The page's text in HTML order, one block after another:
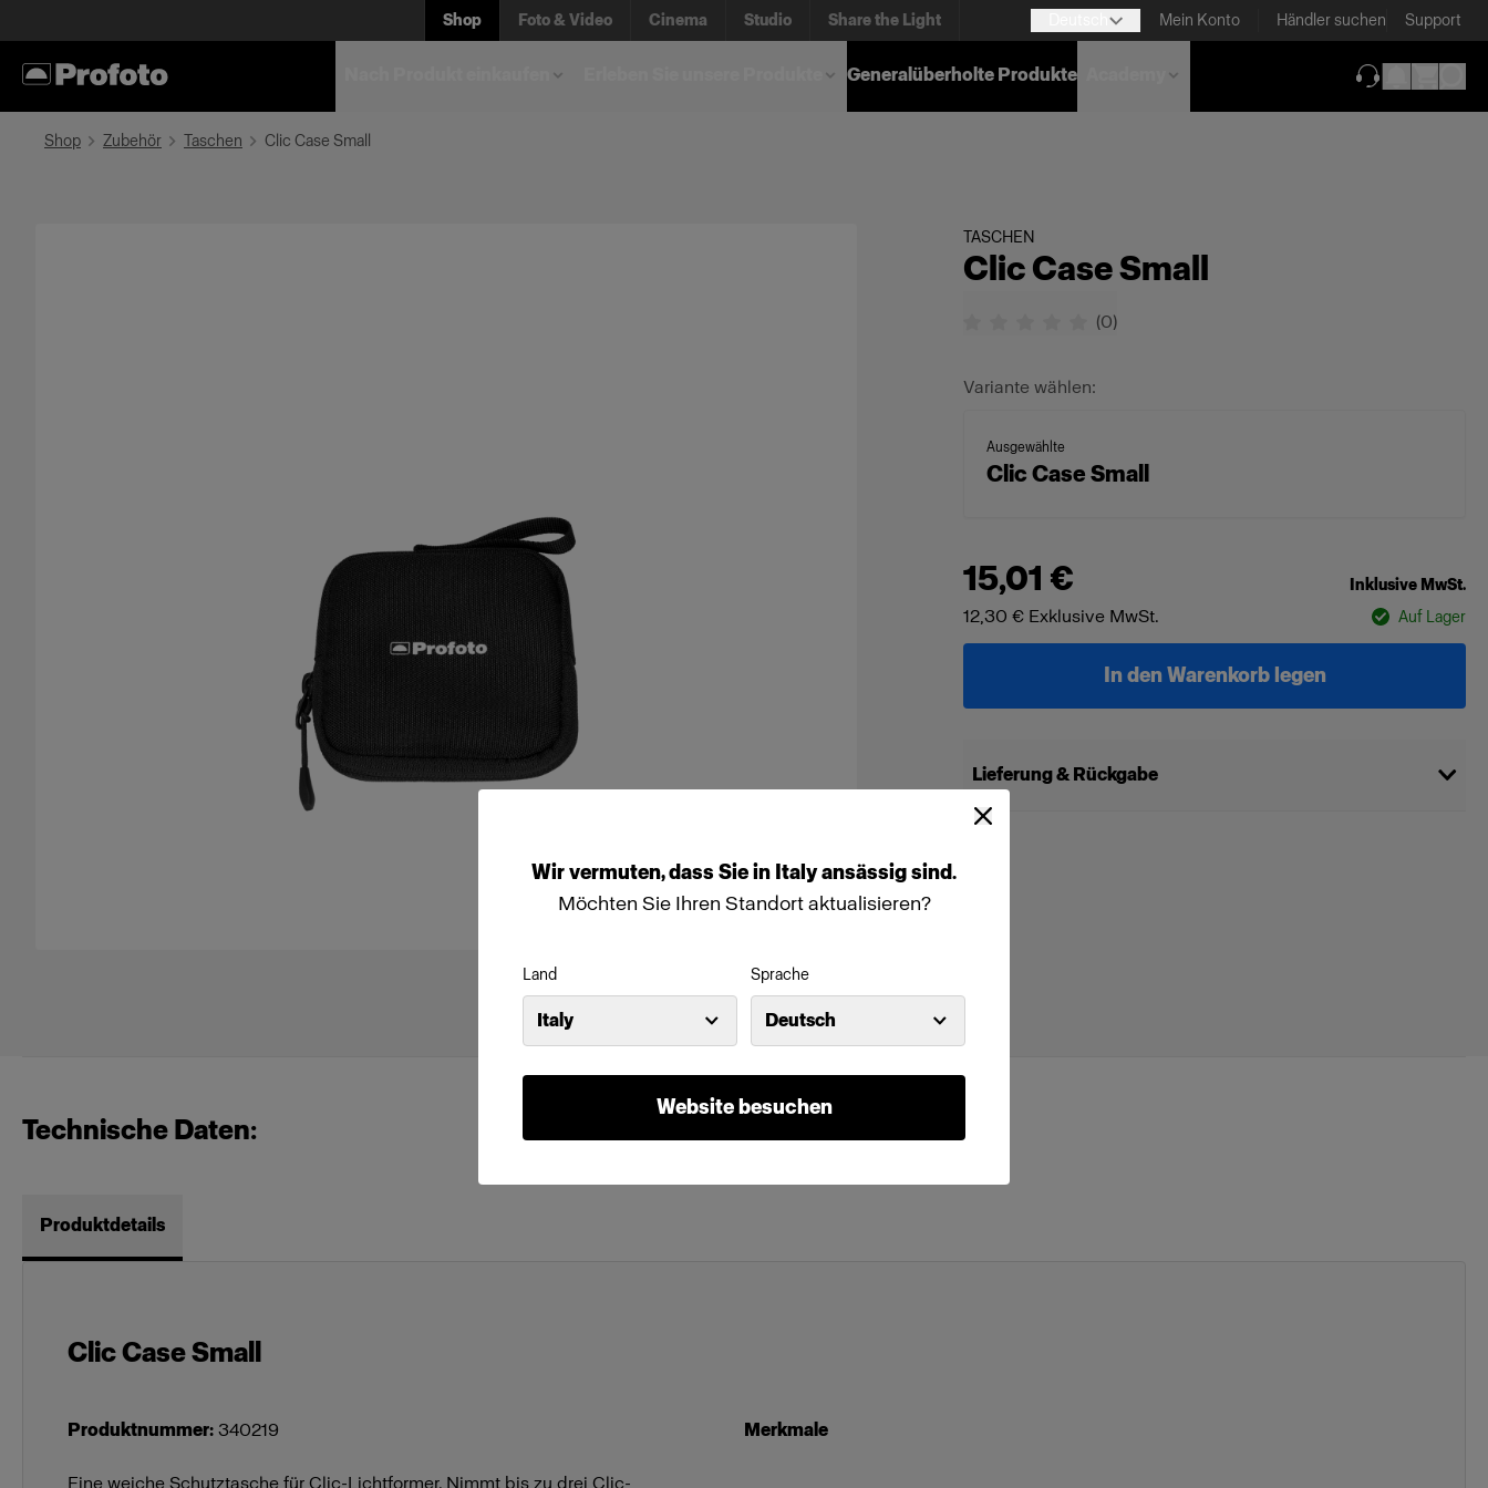
Wirvermuten,dass Siein Italyansässigsind.
Möchten Sie Ihren Standort aktualisieren?
Land
Italy
Sprache
Deutsch
Website besuchen
Shop Foto & Video Cinema Studio Share the Light Mein Konto Händler suchen Support
Generalüberholte Produkte
Shop Zubehör Taschen Clic Case Small
TASCHEN
Clic Case Small
(0)
Variante wählen:
Ausgewählte
Clic Case Small
15,01 € Inklusive MwSt.
12,30 € Exklusive MwSt. Auf Lager
In den Warenkorb legen
Lieferung & Rückgabe
Technische Daten:
Produktdetails
Clic Case Small
Produktnummer: 340219
Eine weiche Schutztasche für Clic-Lichtformer. Nimmt bis zu drei Clic-
Merkmale